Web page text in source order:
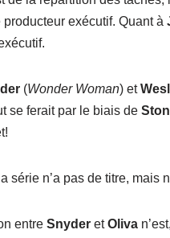
producteur exécutif. Quant à
(Wonder Woman) et
se ferait par le biais de
série n’a pas de titre, mais
entre Snyder etOliva